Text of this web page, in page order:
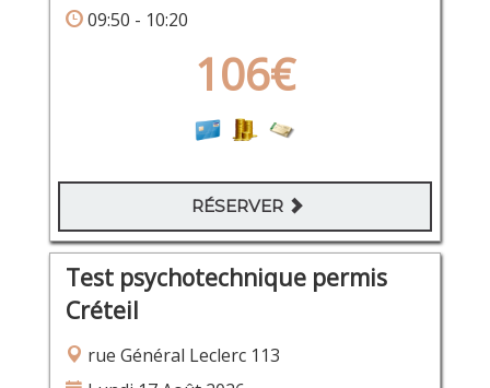
09:50 - 10:20
106€
RÉSERVER
Test psychotechnique permis
Créteil
rue Général Leclerc 113